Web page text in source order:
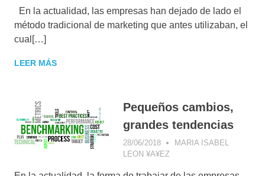
DIGITAL,
MARKETING DE
En la actualidad, las empresas han dejado de lado el
método tradicional de marketing que antes utilizaban, el
cual[…]
LEER MÁS
Pequeños cambios,
grandes tendencias
28/06/2018
MARIA ISABEL
LEON ¥A¥EZ